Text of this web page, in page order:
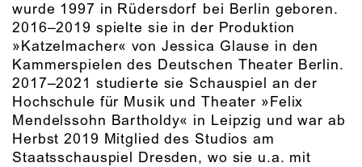
wurde 1997 in Rüdersdorf bei Berlin geboren.
2016–2019 spielte sie in der Produktion
»Katzelmacher« von Jessica Glause in den
Kammerspielen des Deutschen Theater Berlin.
2017–2021 studierte sie Schauspiel an der
Hochschule für Musik und Theater »Felix
Mendelssohn Bartholdy« in Leipzig und war ab
Herbst 2019 Mitglied des Studios am
Staatsschauspiel Dresden, wo sie u.a. mit